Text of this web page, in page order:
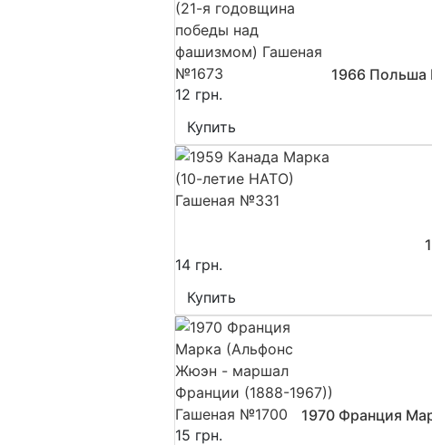
1966 Польша
12 грн.
Купить
14 грн.
Купить
1970 Франция
15 грн.